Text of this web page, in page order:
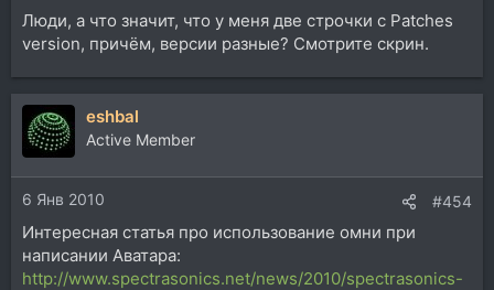
Люди, а что значит, что у меня две строчки с Patches
version, причём, версии разные? Смотрите скрин.
eshbal
Active Member
6 Янв 2010 #454
Интересная статья про использование омни при
написании Аватара:
http://www.spectrasonics.net/news/2010/spectrasonics-